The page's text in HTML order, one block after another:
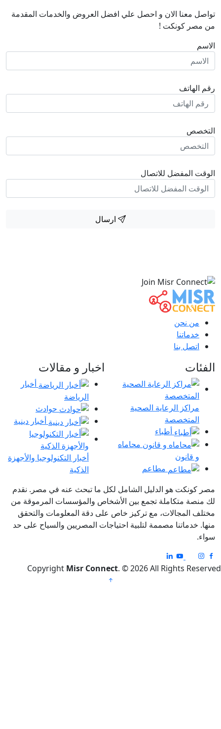
معنا الان و احصل علي افضل العروض والخدمات المقدمة
كونكت !
المفضل للاتصال
ارسال
من نحن
خدماتنا
اتصل بنا
مراكز الرعاية الصحية
المتخصصة
أطباء
محاماه
و قانون
مطاعم
اخبار و مقالات
أخبار
الرياضة
حوادث
أخبار دينية
أخبار التكنولوجيا والأجهزة
هو الدليل الشامل لكل ما تبحث عنه في مصر. نقدم
متكاملة تجمع بين الأشخاص والمؤسسات المرموقة من
المجالات، مع تركيز خاص على دقة المعلومات والتحقق
خدماتنا مصممة لتلبية احتياجات المصريين والسياح على حد
CopyrightMisr Connect. © 2026 All Rights